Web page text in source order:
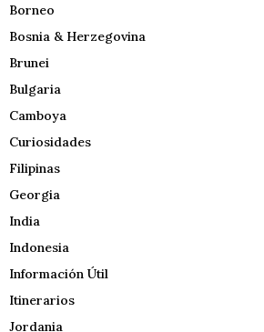
Borneo
Bosnia & Herzegovina
Brunei
Bulgaria
Camboya
Curiosidades
Filipinas
Georgia
India
Indonesia
Información Útil
Itinerarios
Jordania